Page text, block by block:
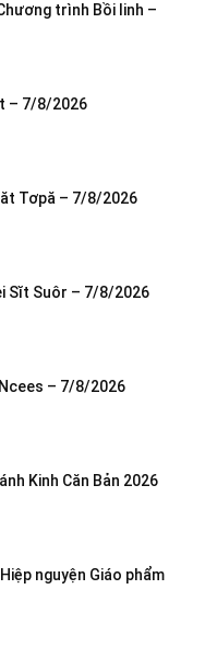
trình Bồi linh –
– 7/8/2026
Tơpă – 7/8/2026
Sĭt Suôr – 7/8/2026
– 7/8/2026
Kinh Căn Bản 2026
nguyện Giáo phẩm